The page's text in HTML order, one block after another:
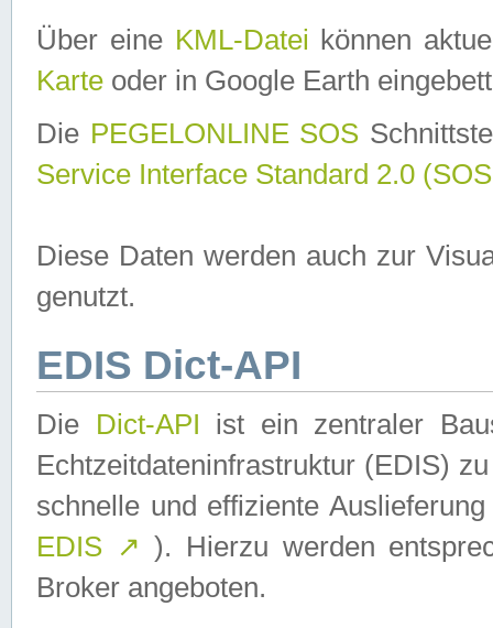
Über eine KML-Datei können
Karte oder in Google Earth
Die PEGELONLINE SOS
Service Interface Standard 2.0
Diese Daten werden auch zur
genutzt.
EDIS Dict-API
Die Dict-API ist ein zentraler
Echtzeitdateninfrastruktur (EDIS)
schnelle und effiziente
EDIS ↗ ). Hierzu werden
Broker angeboten.